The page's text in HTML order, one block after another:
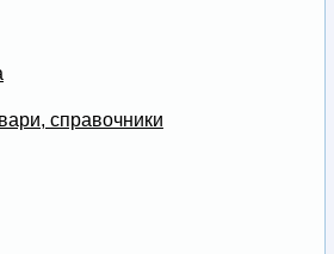
справочники